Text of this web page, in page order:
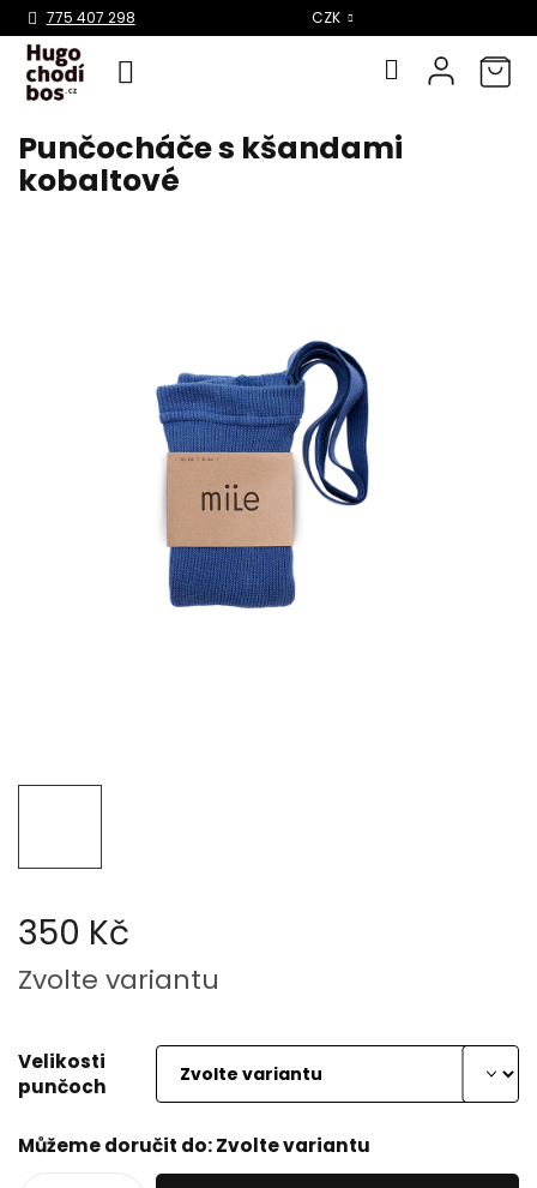
Přejít
obsah
775 407 298 CZK
Punčocháče s kšandami
kobaltové
350 Kč
Měrná
cena:
Zvolte variantu
Velikosti
punčoch
Můžeme doručit do:Zvolte variantu